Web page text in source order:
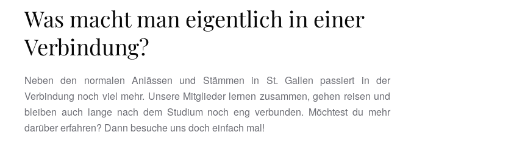
Was macht man eigentlich in einer
Verbindung?
Neben den normalen Anlässen und Stämmen in St. Gallen passiert in der
Verbindung noch viel mehr. Unsere Mitglieder lernen zusammen, gehen reisen und
bleiben auch lange nach dem Studium noch eng verbunden. Möchtest du mehr
darüber erfahren? Dann besuche uns doch einfach mal!